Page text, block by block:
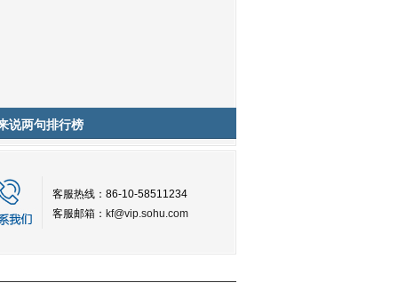
说两句排行榜
客服热线：86-10-58511234
客服邮箱： kf@vip.sohu.com